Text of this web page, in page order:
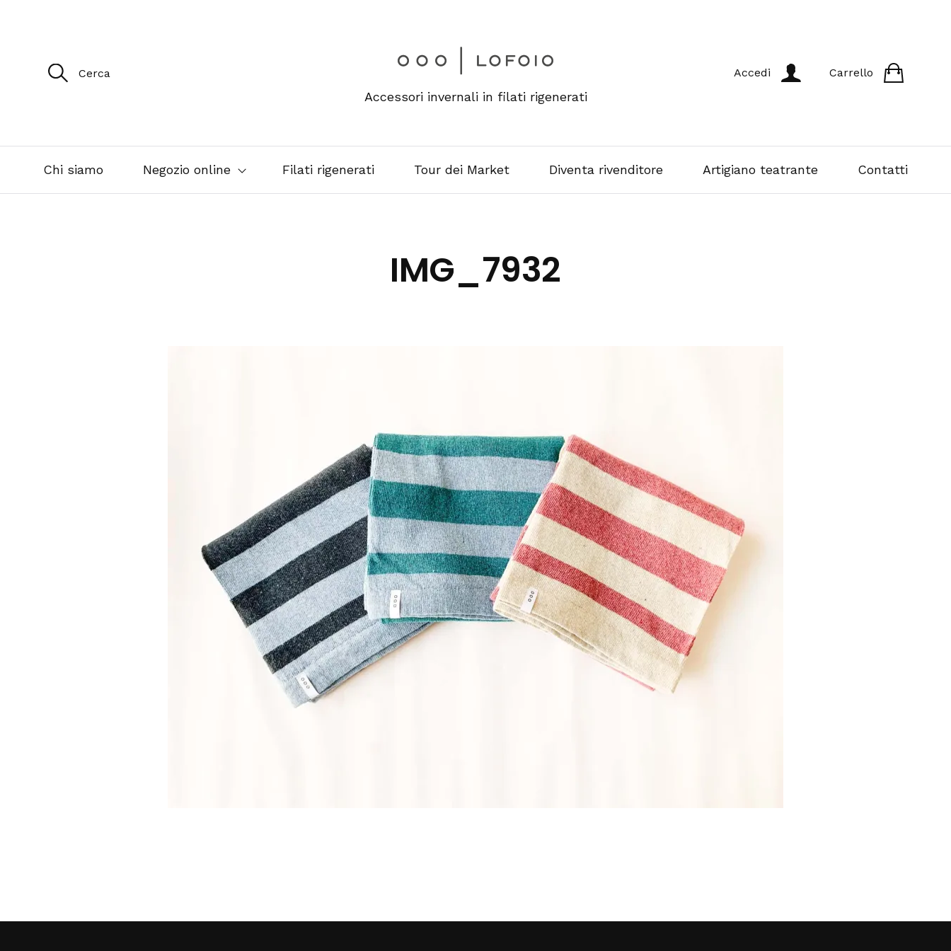
R
i
e
r
:
Accessori invernali in filati rigenerati
Accedi Carrello
Chi siamo Negozio online Filati rigenerati Tour dei Market Diventa rivenditore Artigiano teatrante Contatti
IMG_7932